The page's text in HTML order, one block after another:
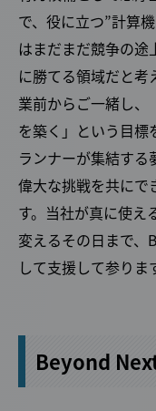
で、役に立つ”計算
はまだまだ競争の途
に勝てる領域だと考
業前からご一緒し、
を築く」という目
ランナーが集結する
偉大な挑戦を共にで
す。当社が真に使え
変えるその日まで
して支援して参りま
Beyond